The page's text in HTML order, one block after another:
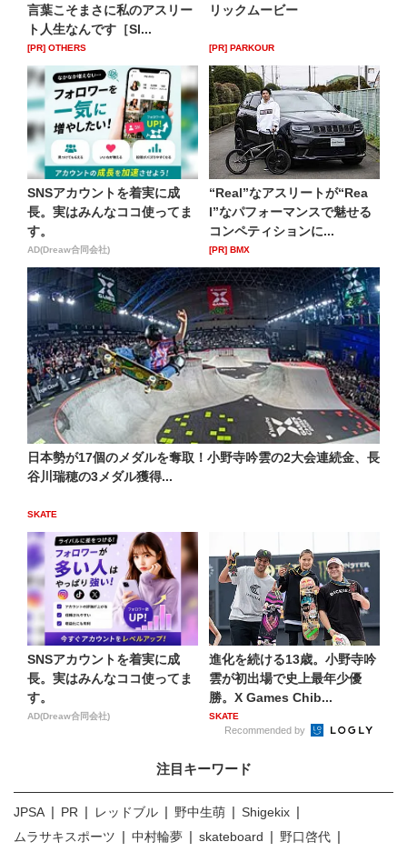
言葉こそまさに私のアスリー
ト人生なんです［Sl...
[PR] OTHERS
リックムービー
[PR] PARKOUR
SNSアカウントを着実に成
長。実はみんなココ使ってま
す。
AD(Dreaw合同会社)
“Real”なアスリートが“Rea
l”なパフォーマンスで魅せる
コンペティションに...
[PR] BMX
日本勢が17個のメダルを奪取！小野寺吟雲の2大会連続金、長
谷川瑞穂の3メダル獲得...
SKATE
SNSアカウントを着実に成
長。実はみんなココ使ってま
す。
AD(Dreaw合同会社)
進化を続ける13歳。小野寺吟
雲が初出場で史上最年少優
勝。X Games Chib...
SKATE
Recommended by
注目キーワード
JPSA PR レッドブル 野中生萌
Shigekix
ムラサキスポーツ
中村輪夢 skateboard
野口啓代